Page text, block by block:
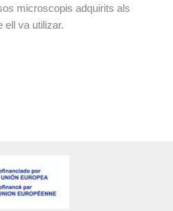
microscopis adquirits als
ell va utilizar.